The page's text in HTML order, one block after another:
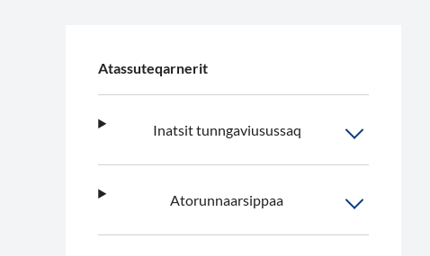
Atassuteqarnerit
Inatsit tunngaviusussaq
Atorunnaarsippaa